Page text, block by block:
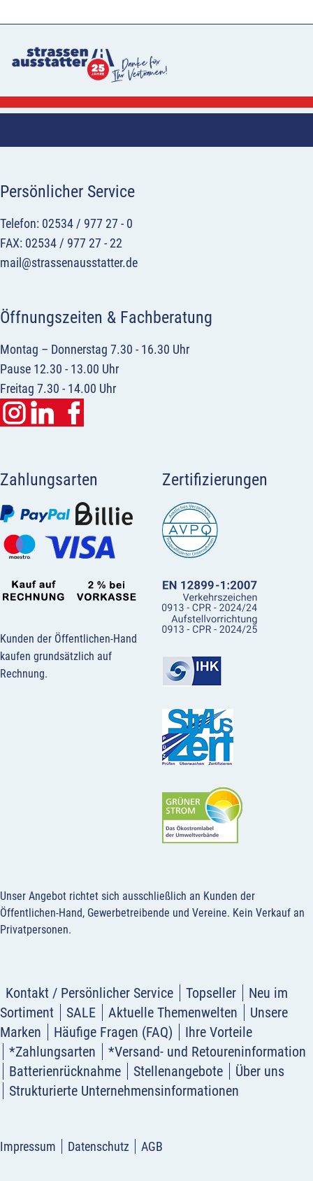
Persönlicher Service
Telefon: 02534 / 977 27 - 0
FAX: 02534 / 977 27 - 22
mail@strassenausstatter.de
Öffnungszeiten & Fachberatung
Montag – Donnerstag 7.30 - 16.30 Uhr
Pause 12.30 - 13.00 Uhr
Freitag 7.30 - 14.00 Uhr
Zahlungsarten
Kunden der Öffentlichen-Hand
kaufen grundsätzlich auf
Rechnung.
Zertifizierungen
Unser Angebot richtet sich ausschließlich an Kunden der
Öffentlichen-Hand, Gewerbetreibende und Vereine. Kein Verkauf an
Privatpersonen.
Kontakt / Persönlicher Service Topseller
Neu im
Sortiment
SALE Aktuelle Themenwelten
Unsere
Marken
Häufige Fragen (FAQ)
Ihre Vorteile
*Zahlungsarten
*Versand- und Retoureninformation
Batterienrücknahme
Stellenangebote
Über uns
Strukturierte Unternehmensinformationen
Impressum Datenschutz AGB